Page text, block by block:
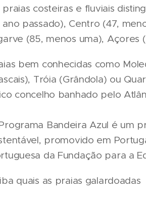
praias costeiras e fluviais
ano passado), Centro (47,
(85, menos uma), Açores
bem conhecidas como
Tróia (Grândola) ou
concelho banhado pelo
Bandeira Azul é um
promovido em
da Fundação para a
quais as praias galardoadas